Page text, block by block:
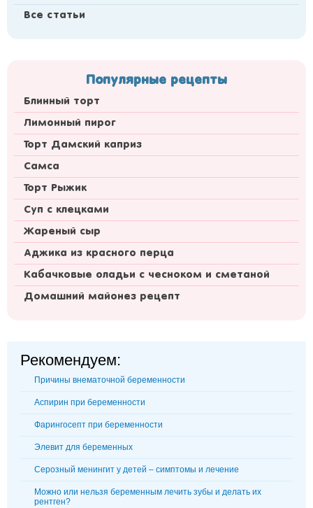
Все статьи
Популярные рецепты
Блинный торт
Лимонный пирог
Торт Дамский каприз
Самса
Торт Рыжик
Суп с клецками
Жареный сыр
Аджика из красного перца
Кабачковые оладьи с чесноком и сметаной
Домашний майонез рецепт
Рекомендуем:
Причины внематочной беременности
Аспирин при беременности
Фарингосепт при беременности
Элевит для беременных
Серозный менингит у детей – симптомы и лечение
Можно или нельзя беременным лечить зубы и делать их
рентген?